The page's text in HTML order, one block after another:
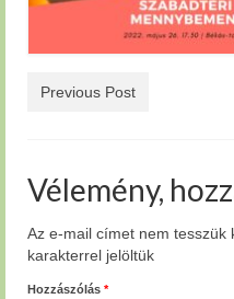
Previous Post
Vélemény,
Az e-mail címet nem tesszük
karakterrel jelöltük
Hozzászólás *